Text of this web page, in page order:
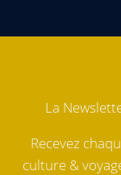
La
Recevez
culture &